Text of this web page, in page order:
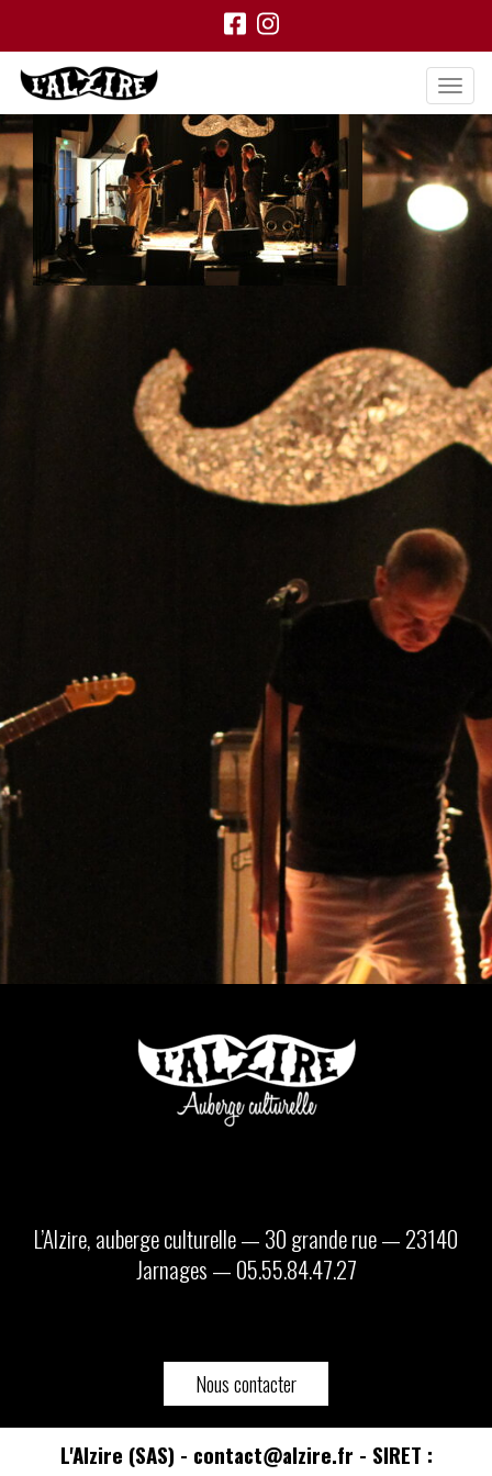
L’Alzire, auberge culturelle — 30 grande rue — 23140
Jarnages — 05.55.84.47.27
Nous contacter
L'Alzire (SAS) - contact@alzire.fr - SIRET :